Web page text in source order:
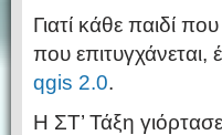
Γιατί κάθε παιδί
που επιτυγχάνεται,
qgis 2.0.
Η ΣΤ’ Τάξη